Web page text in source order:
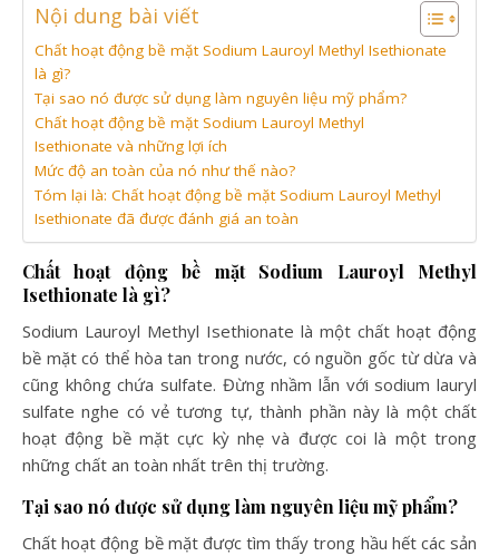
Nội dung bài viết
Chất hoạt động bề mặt Sodium Lauroyl Methyl Isethionate
là gì?
Tại sao nó được sử dụng làm nguyên liệu mỹ phẩm?
Chất hoạt động bề mặt Sodium Lauroyl Methyl
Isethionate và những lợi ích
Mức độ an toàn của nó như thế nào?
Tóm lại là: Chất hoạt động bề mặt Sodium Lauroyl Methyl
Isethionate đã được đánh giá an toàn
Chất hoạt động bề mặt Sodium Lauroyl Methyl
Isethionate là gì?
Sodium Lauroyl Methyl Isethionate là một chất hoạt động
bề mặt có thể hòa tan trong nước, có nguồn gốc từ dừa và
cũng không chứa sulfate. Đừng nhầm lẫn với sodium lauryl
sulfate nghe có vẻ tương tự, thành phần này là một chất
hoạt động bề mặt cực kỳ nhẹ và được coi là một trong
những chất an toàn nhất trên thị trường.
Tại sao nó được sử dụng làm nguyên liệu mỹ phẩm?
Chất hoạt động bề mặt được tìm thấy trong hầu hết các sản